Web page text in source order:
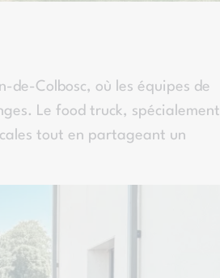
de-Colbosc, où les équipes de
Le food truck, spécialement
tout en partageant un